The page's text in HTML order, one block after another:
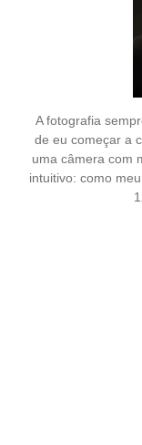
A fotografia
de eu começar a
uma câmera com
intuitivo: como